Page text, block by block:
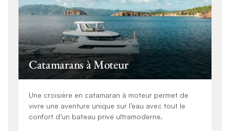
Catamarans à Moteur
Une croisière en catamaran à moteur permet de
vivre une aventure unique sur l’eau avec tout le
confort d’un bateau privé ultramoderne.